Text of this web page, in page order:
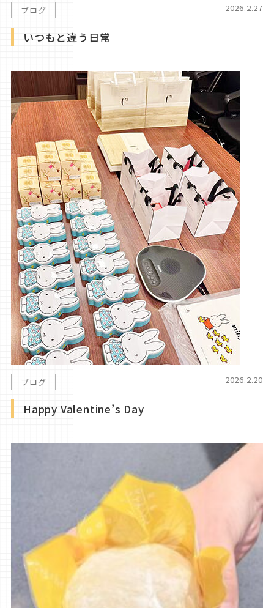
ブログ 2026.2.27
いつもと違う日常
ブログ 2026.2.20
Happy Valentine’s Day